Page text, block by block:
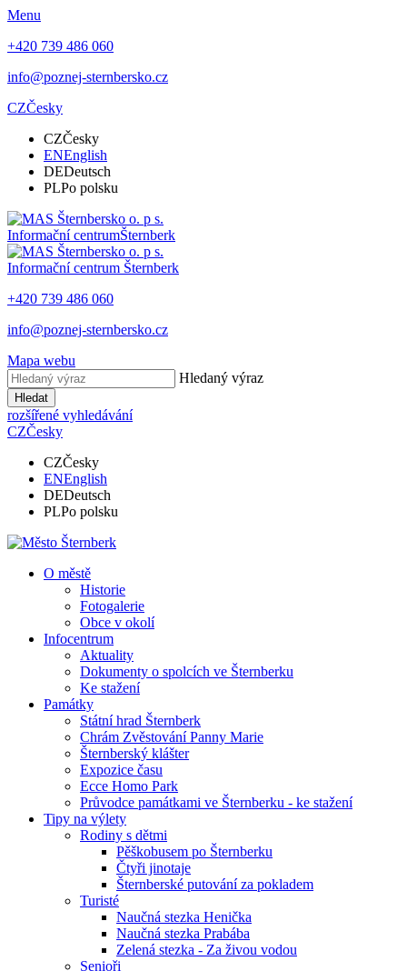
Menu
+420 739 486 060
info@poznej-sternbersko.cz
CZČesky
CZČesky
ENEnglish
DEDeutsch
PLPo polsku
Informační centrumŠternberk
Informační centrum Šternberk
+420 739 486 060
info@poznej-sternbersko.cz
Mapa webu
Hledaný výraz
Hledat
rozšířené vyhledávání
CZČesky
CZČesky
ENEnglish
DEDeutsch
PLPo polsku
O městě
Historie
Fotogalerie
Obce v okolí
Infocentrum
Aktuality
Dokumenty o spolcích ve Šternberku
Ke stažení
Památky
Státní hrad Šternberk
Chrám Zvěstování Panny Marie
Šternberský klášter
Expozice času
Ecce Homo Park
Průvodce památkami ve Šternberku - ke stažení
Tipy na výlety
Rodiny s dětmi
Pěškobusem po Šternberku
Čtyři jinotaje
Šternberské putování za pokladem
Turisté
Naučná stezka Henička
Naučná stezka Prabába
Zelená stezka - Za živou vodou
Senioři